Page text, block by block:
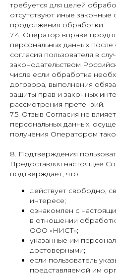
требуется для целей
отсутствуют иные законные
продолжения обработки.
7.4. Оператор вправе
персональных данных после
согласия пользователя в
законодательством
числе если обработка
договора, выполнения
защиты прав и законных
рассмотрения претензий.
7.5. Отзыв Согласия не
персональных данных,
получения Оператором
8. Подтверждения
Предоставляя настоящее
подтверждает, что:
действует свободно,
интересе;
ознакомлен с
в отношении
ООО «НИСТ»;
указанные им
достоверными;
если пользователь
представляемой им